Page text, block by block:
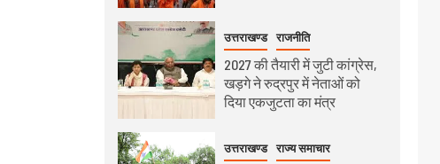
उत्तराखण्ड राजनीति
2027 की तैयारी में जुटी कांग्रेस,
खड़गे ने रुद्रपुर में नेताओं को
दिया एकजुटता का मंत्र
उत्तराखण्ड राज्य समाचार